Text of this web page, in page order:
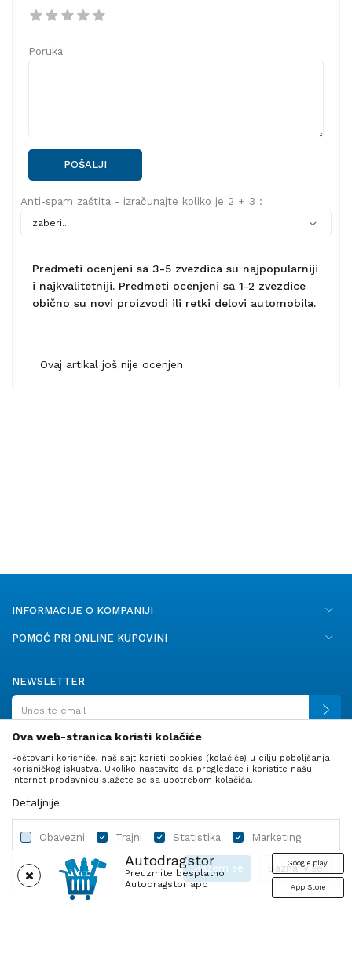
Autodragstor
Preuzmite besplatno
Autodragstor app
Google play
App Store
Poruka
POŠALJI
Anti-spam zaštita - izračunajte koliko je 2 + 3 :
Predmeti ocenjeni sa 3-5 zvezdica su najpopularniji
i najkvalitetniji. Predmeti ocenjeni sa 1-2 zvezdice
obično su novi proizvodi ili retki delovi automobila.
Ovaj artikal još nije ocenjen
INFORMACIJE O KOMPANIJI
POMOĆ PRI ONLINE KUPOVINI
NEWSLETTER
PRATITE NAS
Autodelovi Ulje i tečnosti
Ova web-stranica koristi kolačiće
Poštovani korisniče, naš sajt koristi cookies (kolačiće) u cilju poboljšanja
korisničkog iskustva. Ukoliko nastavite da pregledate i koristite našu
Internet prodavnicu slažete se sa upotrebom kolačića.
Detaljnije
Obavezni Trajni Statistika Marketing
Saznaj više
Slažem se